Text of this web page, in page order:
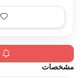
مشخصات